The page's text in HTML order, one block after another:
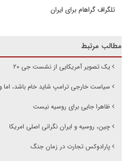
تلگراف گراهام برای ایران
مطالب مرتبط
یک تصویر آمریکایی از نشست جی ۲۰
سیاست خارجی ترامپ شاید خام باشد، اما
ظاهرا جایی برای روسیه نیست
چین، روسیه و ایران نگرانی اصلی امریکا
پارادوکس تجارت در زمان جنگ